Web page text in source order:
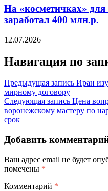
На «косметичках»
заработал 400 млн.р.
12.07.2026
Навигация по
Предыдущая запись Иран
мирному договору
Следующая запись Цена
воронежскому мастеру по
срок
Добавить
Ваш адрес email не будет
помечены *
Комментарий *